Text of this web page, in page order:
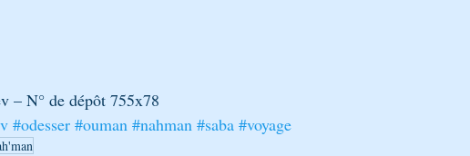
– N° de dépôt 755x78
#odesser #ouman #nahman #saba #voyage